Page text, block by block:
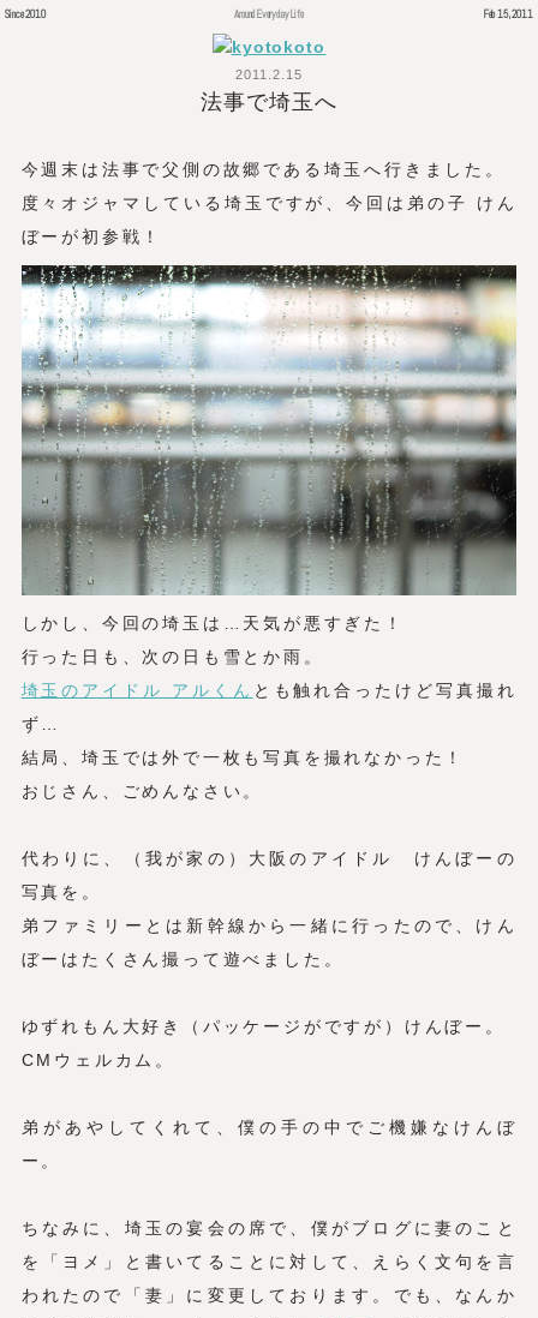
Since 2010 Around Everyday Life Feb 15, 2011
2011.2.15
法事で埼玉へ
今週末は法事で父側の故郷である埼玉へ行きました。
度々オジャマしている埼玉ですが、今回は弟の子 けん
ぼーが初参戦！
しかし、今回の埼玉は…天気が悪すぎた！
行った日も、次の日も雪とか雨。
埼玉のアイドル アルくん とも触れ合ったけど写真撮れ
ず…
結局、埼玉では外で一枚も写真を撮れなかった！
おじさん、ごめんなさい。
代わりに、（我が家の）大阪のアイドル けんぼーの
写真を。
弟ファミリーとは新幹線から一緒に行ったので、けん
ぼーはたくさん撮って遊べました。
ゆずれもん大好き（パッケージがですが）けんぼー。
CMウェルカム。
弟があやしてくれて、僕の手の中でご機嫌なけんぼ
ー。
ちなみに、埼玉の宴会の席で、僕がブログに妻のこと
を「ヨメ」と書いてることに対して、えらく文句を言
われたので「妻」に変更しております。でも、なんか